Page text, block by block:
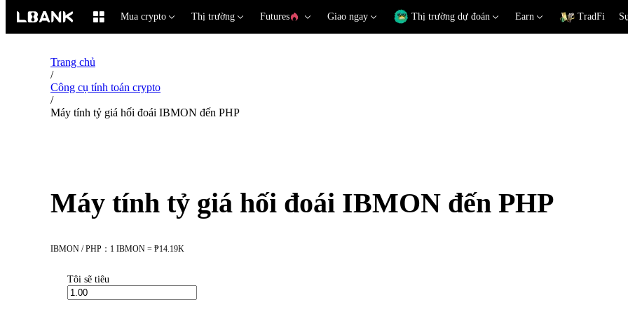
Mua crypto Thị trường Futures Giao ngay Thị trường dự đoán Earn TradFi
Trang chủ
/
Công cụ tính toán crypto
/
Máy tính tỷ giá hối đoái IBMON đến PHP
Máy tính tỷ giá hối đoái IBMON đến PHP
IBMON / PHP：1 IBMON = ₱14.19K
Tôi sẽ tiêu